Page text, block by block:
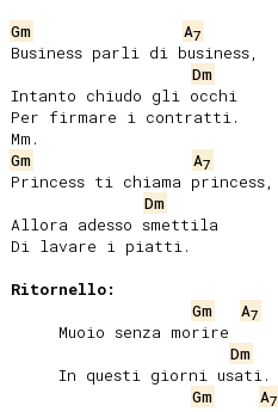
Gm
A7
Business parli di business,
Dm
Intanto chiudo gli occhi
Per firmare i contratti.
Gm
A7
Princess ti chiama princess,
Dm
Allora adesso smettila
Di lavare i piatti.
Ritornello:
Gm
A7
Dm
Gm
A7